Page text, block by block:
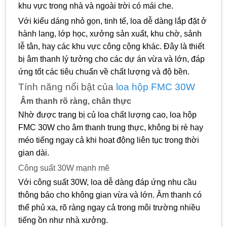
khu vực trong nhà và ngoài trời có mái che.
Với kiểu dáng nhỏ gọn, tinh tế, loa dễ dàng lắp đặt ở
hành lang, lớp học, xưởng sản xuất, khu chờ, sảnh
lễ tân, hay các khu vực công cộng khác. Đây là thiết
bị âm thanh lý tưởng cho các dự án vừa và lớn, đáp
ứng tốt các tiêu chuẩn về chất lượng và độ bền.
Tính năng nổi bật của loa hộp FMC 30W
Âm thanh rõ ràng, chân thực
Nhờ được trang bị củ loa chất lượng cao, loa hộp
FMC 30W cho âm thanh trung thực, không bị rè hay
méo tiếng ngay cả khi hoạt động liên tục trong thời
gian dài.
Công suất 30W mạnh mẽ
Với công suất 30W, loa dễ dàng đáp ứng nhu cầu
thông báo cho không gian vừa và lớn. Âm thanh có
thể phủ xa, rõ ràng ngay cả trong môi trường nhiều
tiếng ồn như nhà xưởng.